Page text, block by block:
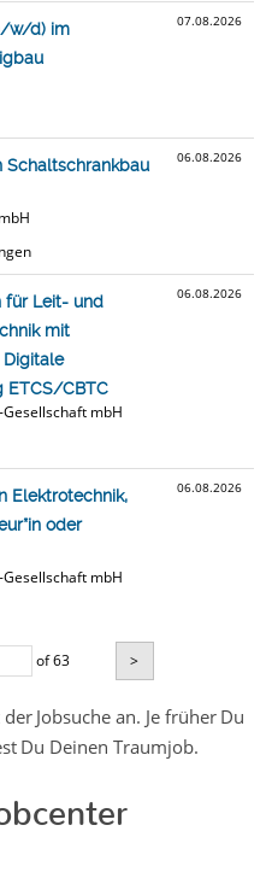
07.08.2026
w/d) im
06.08.2026
Schaltschrankbau
06.08.2026
für Leit- und
mit
ETCS/CBTC
mbH
06.08.2026
Elektrotechnik,
oder
mbH
of 63 >
Jobsuche an. Je früher Du
Du Deinen Traumjob.